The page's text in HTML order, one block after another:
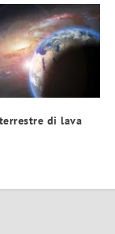
di lava